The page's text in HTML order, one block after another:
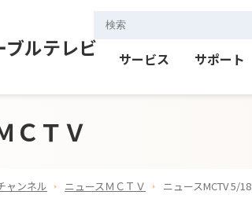
ブルテレビ サービス サポート
ＣＴＶ
ャンネル ニュースＭＣＴＶ ニュースMCTV 5/18